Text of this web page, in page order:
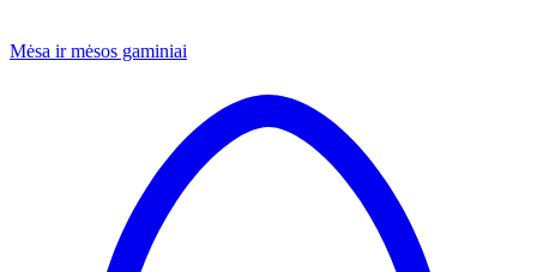
Mėsa ir mėsos gaminiai